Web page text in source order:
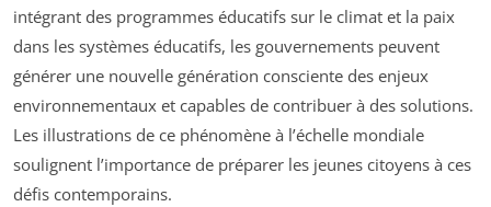
intégrant des programmes éducatifs sur le climat et la paix
dans les systèmes éducatifs, les gouvernements peuvent
générer une nouvelle génération consciente des enjeux
environnementaux et capables de contribuer à des solutions.
Les illustrations de ce phénomène à l’échelle mondiale
soulignent l’importance de préparer les jeunes citoyens à ces
défis contemporains.